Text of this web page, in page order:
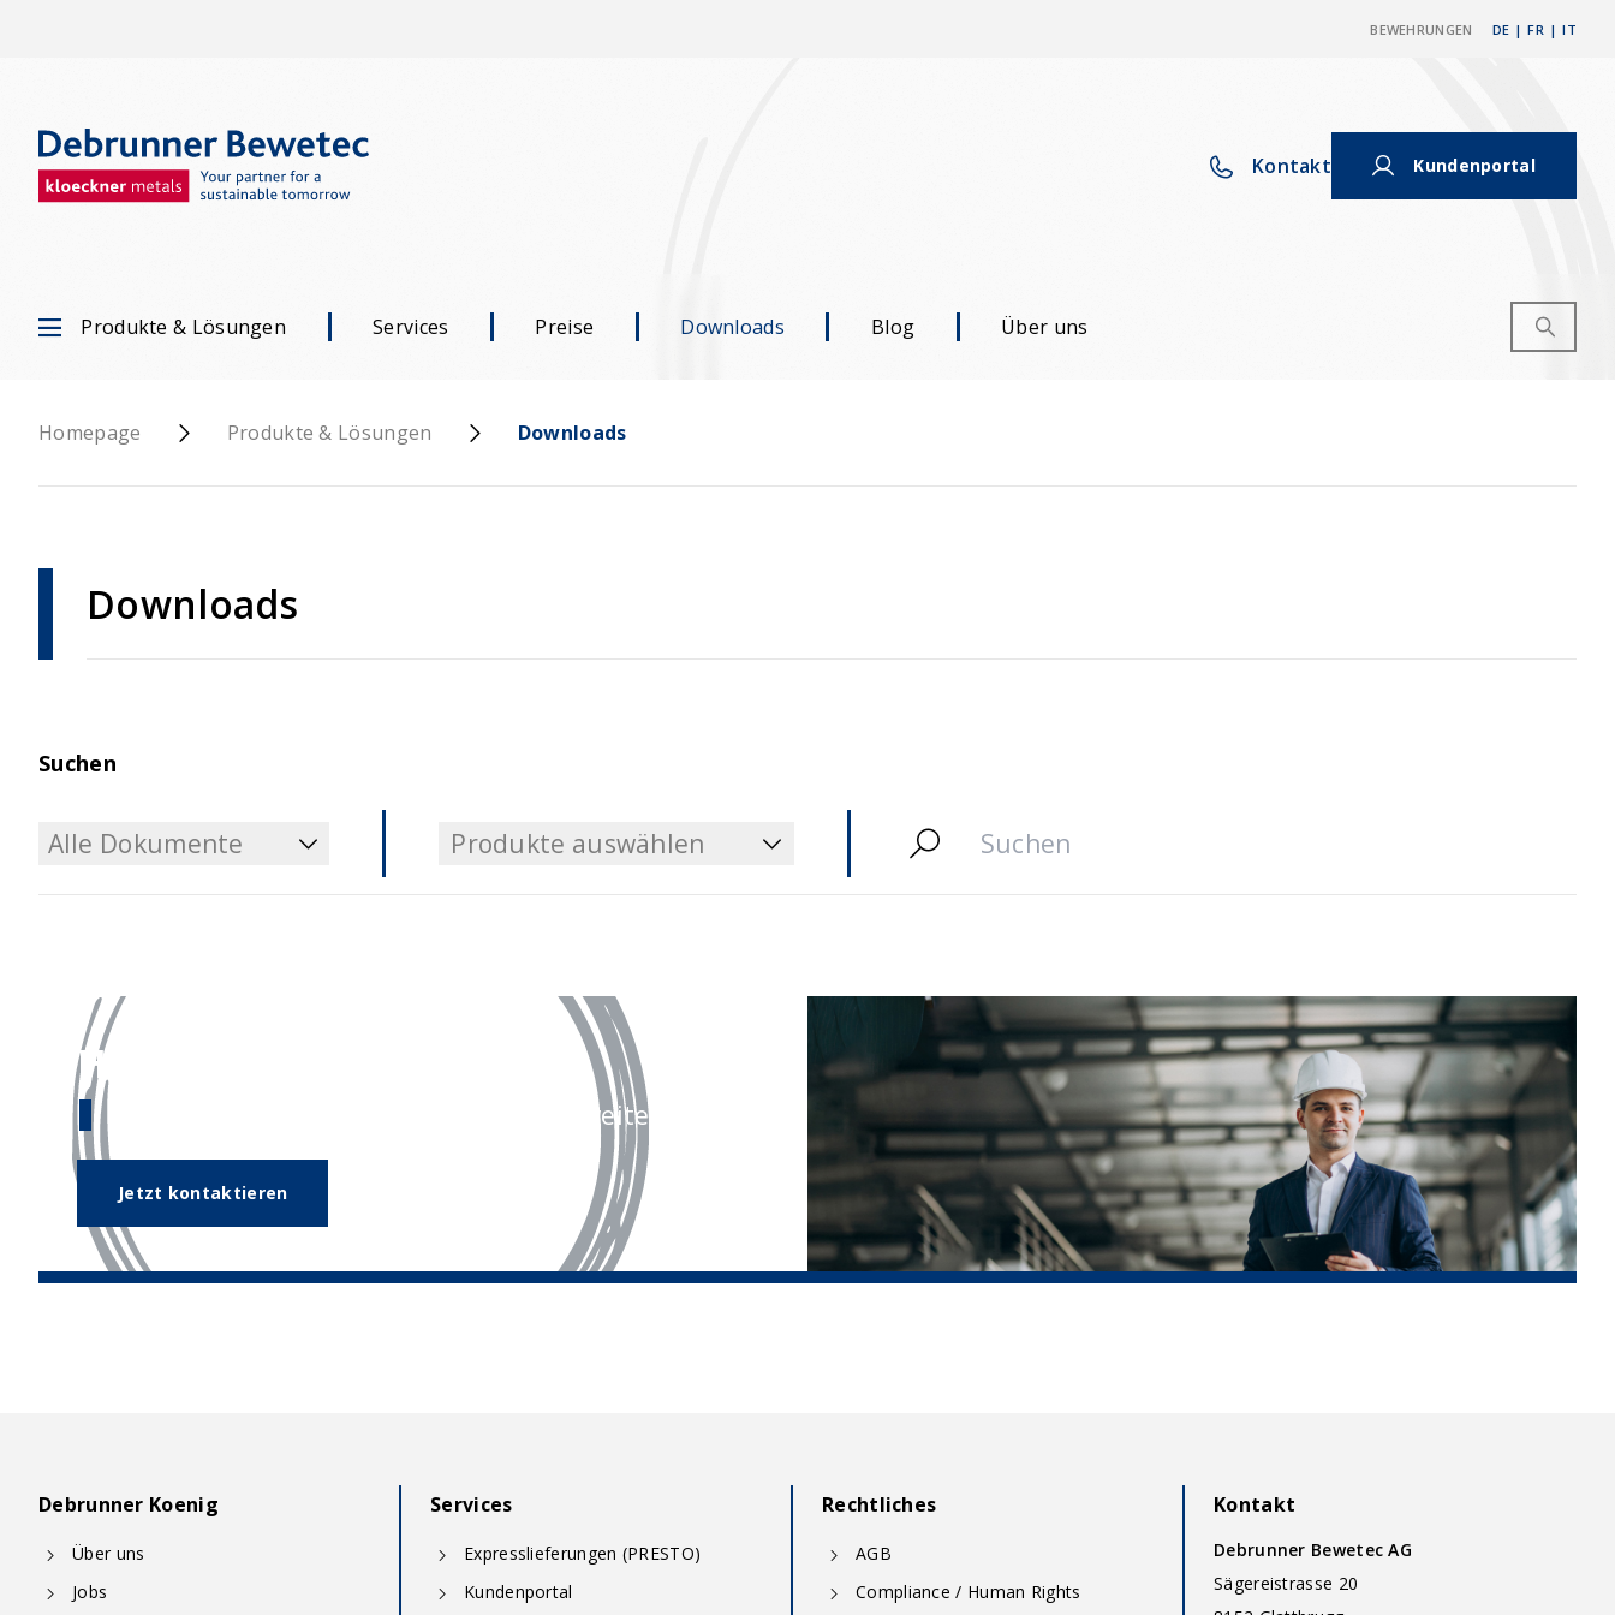
BEWEHRUNGEN IT
|
FR
|
DE
Kontakt Kundenportal
Produkte & Lösungen Services Preise Downloads Blog Über uns
Homepage Produkte & Lösungen Downloads
Downloads
Suchen
Alle Dokumente
Produkte auswählen
Haben Sie Fragen?
Unser Expertenteam hilft Ihnen gerne weiter.
Jetzt kontaktieren
Debrunner Koenig
Über uns
Jobs
Services
Expresslieferungen (PRESTO)
Kundenportal
Rechtliches
AGB
Compliance / Human Rights
Kontakt
Debrunner Bewetec AG
Sägereistrasse 20